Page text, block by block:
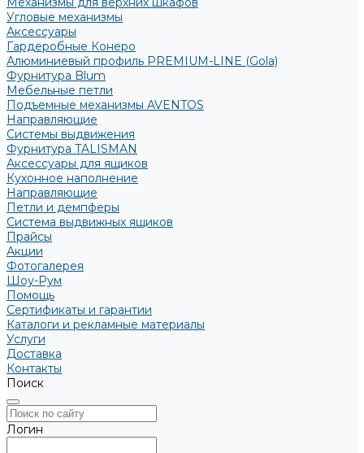
Угловые механизмы
Аксессуары
Гардеробные Конеро
Алюминиевый профиль PREMIUM-LINE (Gola)
Фурнитура Blum
Мебельные петли
Подъемные механизмы AVENTOS
Направляющие
Системы выдвижения
Фурнитура TALISMAN
Аксессуары для ящиков
Кухонное наполнение
Направляющие
Петли и демпферы
Система выдвижных ящиков
Прайсы
Акции
Фотогалерея
Шоу-Рум
Помощь
Сертификаты и гарантии
Каталоги и рекламные материалы
Услуги
Доставка
Контакты
Поиск
Логин